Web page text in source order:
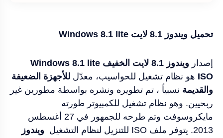
تحميل ويندوز 8.1 لايت Windows 8.1 lite
إصدار
ويندوز 8.1 لايت الخفيف Windows 8.1 lite
ISO هو نظام تشغيل للحواسيب، معدّل للأجهزة الضعيفة
والقديمة نسبياً ، تم تطويره ونشره بواسطة مطورين غير
ربحيين. وهو نظام تشغيل للكمبيوتر طورته
مايكروسوفت وتم طرحه للجمهور في 27 أغسطس
2013. يتوفر ملف ISO للتنزيل لنظام التشغيل
ويندوز